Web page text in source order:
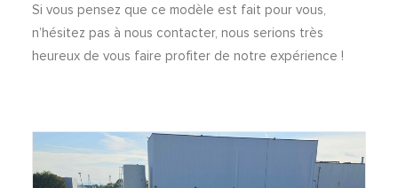
Si vous pensez que ce modèle est fait pour vous,
n’hésitez pas à nous contacter, nous serions très
heureux de vous faire profiter de notre expérience !